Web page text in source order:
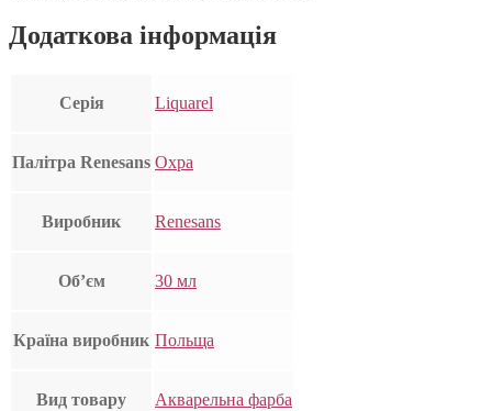
Додаткова інформація
Серія Liquarel
Палітра Renesans Охра
Виробник Renesans
Об’єм 30 мл
Країна виробник Польща
Вид товару Акварельна фарба